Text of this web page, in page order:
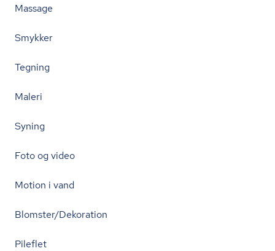
Massage
Smykker
Tegning
Maleri
Syning
Foto og video
Motion i vand
Blomster/Dekoration
Pileflet